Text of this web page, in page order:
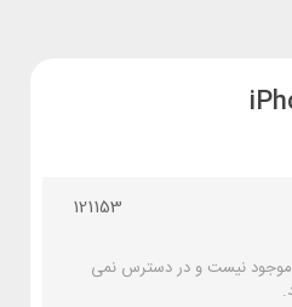
121153
موجود نیست و در دسترس نمی